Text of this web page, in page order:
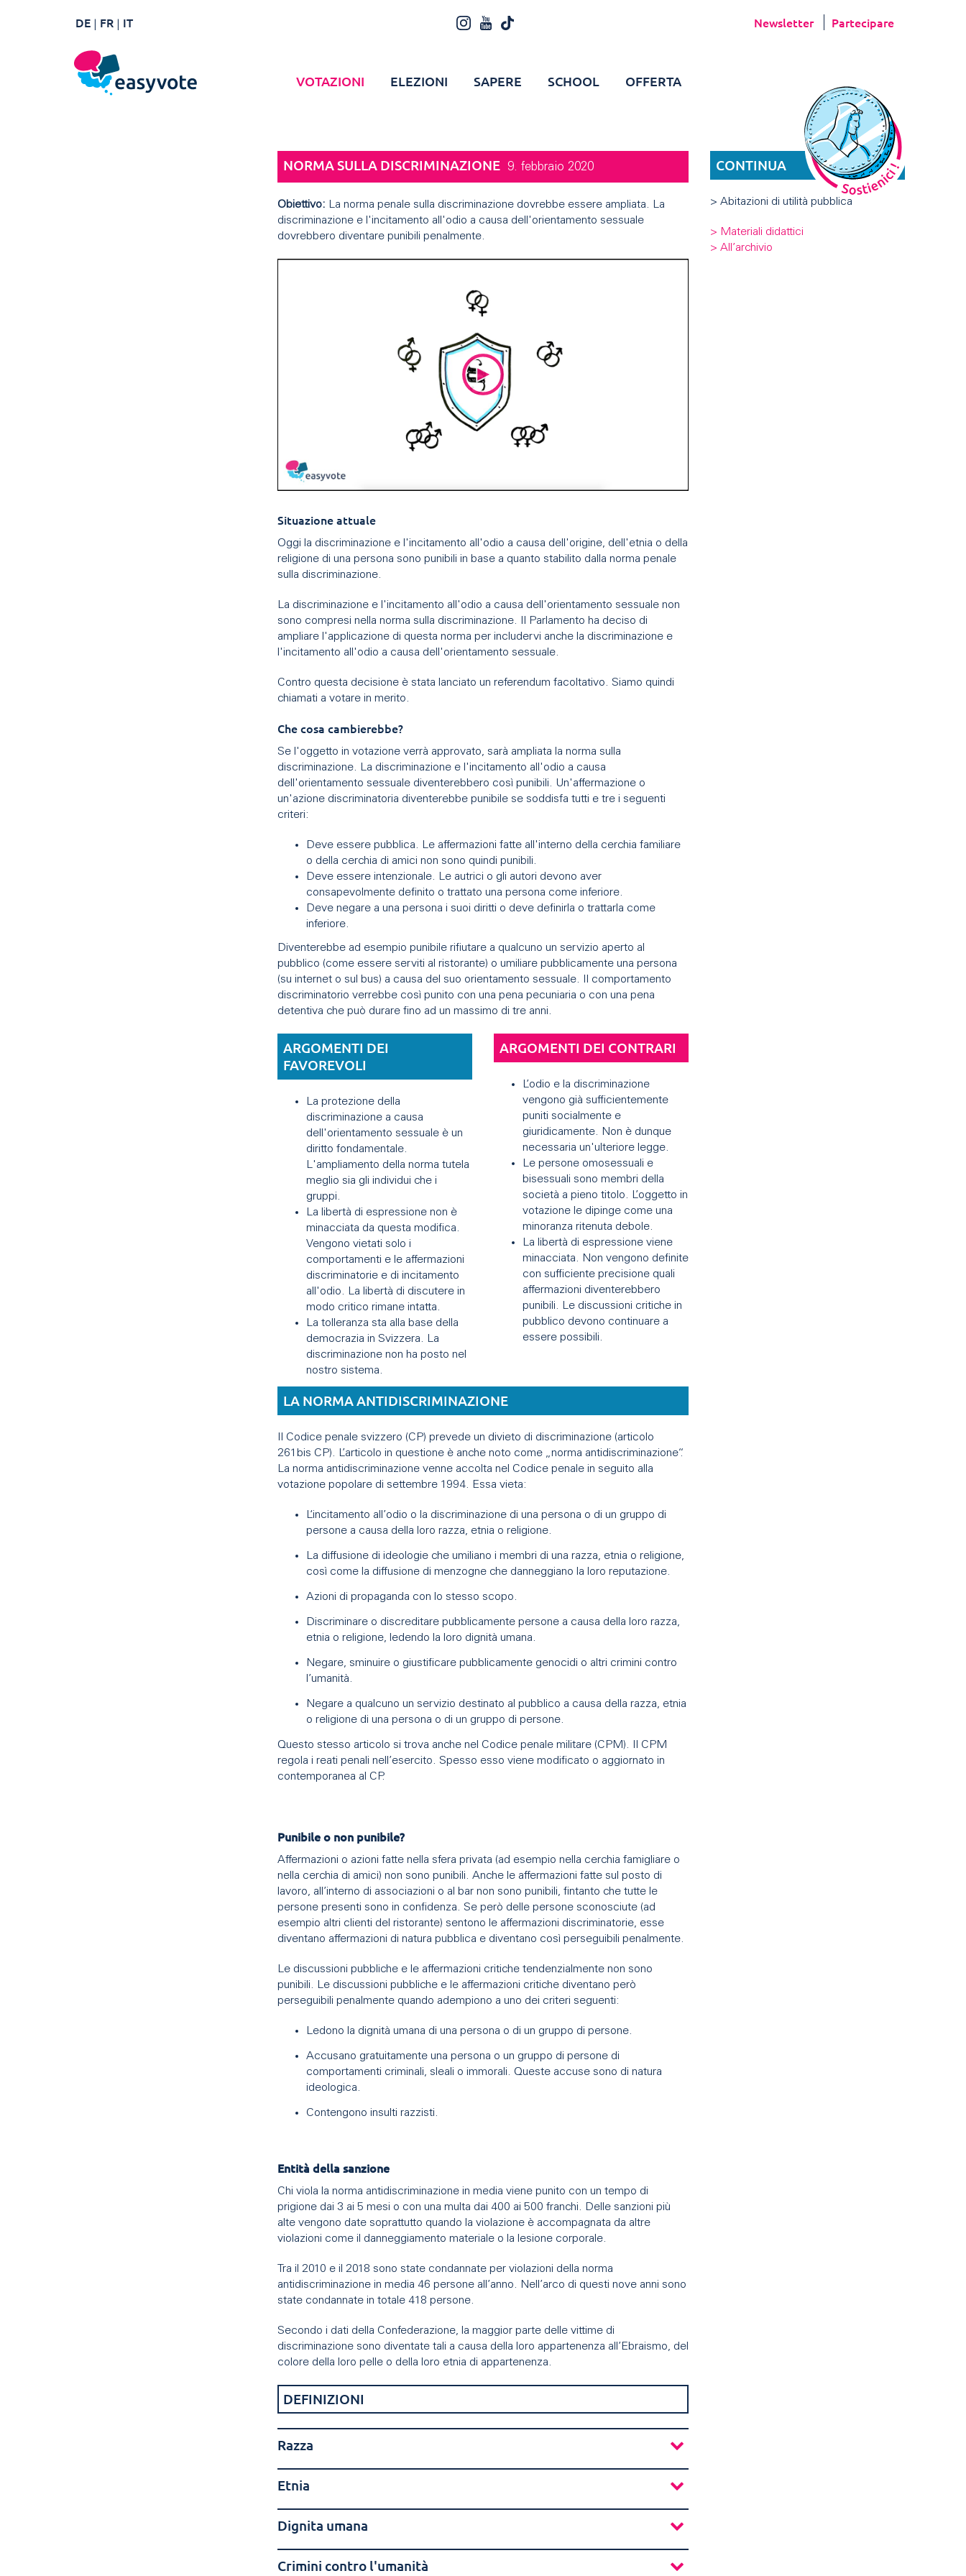
DE FR IT Newsletter Partecipare
VOTAZIONI ELEZIONI SAPERE SCHOOL OFFERTA
NORMA SULLA DISCRIMINAZIONE 9. febbraio 2020
Obiettivo: La norma penale sulla discriminazione dovrebbe essere ampliata. La
discriminazione e l'incitamento all'odio a causa dell'orientamento sessuale
dovrebbero diventare punibili penalmente.
Situazione attuale
Oggi la discriminazione e l'incitamento all'odio a causa dell'origine, dell'etnia o della
religione di una persona sono punibili in base a quanto stabilito dalla norma penale
sulla discriminazione.
La discriminazione e l'incitamento all'odio a causa dell'orientamento sessuale non
sono compresi nella norma sulla discriminazione. Il Parlamento ha deciso di
ampliare l'applicazione di questa norma per includervi anche la discriminazione e
l'incitamento all'odio a causa dell'orientamento sessuale.
Contro questa decisione è stata lanciato un referendum facoltativo. Siamo quindi
chiamati a votare in merito.
Che cosa cambierebbe?
Se l'oggetto in votazione verrà approvato, sarà ampliata la norma sulla
discriminazione. La discriminazione e l'incitamento all'odio a causa
dell'orientamento sessuale diventerebbero così punibili. Un'affermazione o
un'azione discriminatoria diventerebbe punibile se soddisfa tutti e tre i seguenti
criteri:
Deve essere pubblica. Le affermazioni fatte all'interno della cerchia familiare
o della cerchia di amici non sono quindi punibili.
Deve essere intenzionale. Le autrici o gli autori devono aver
consapevolmente definito o trattato una persona come inferiore.
Deve negare a una persona i suoi diritti o deve definirla o trattarla come
inferiore.
Diventerebbe ad esempio punibile rifiutare a qualcuno un servizio aperto al
pubblico (come essere serviti al ristorante) o umiliare pubblicamente una persona
(su internet o sul bus) a causa del suo orientamento sessuale. Il comportamento
discriminatorio verrebbe così punito con una pena pecuniaria o con una pena
detentiva che può durare fino ad un massimo di tre anni.
ARGOMENTI DEI
FAVOREVOLI
La protezione della
discriminazione a causa
dell'orientamento sessuale è un
diritto fondamentale.
L'ampliamento della norma tutela
meglio sia gli individui che i
gruppi.
La libertà di espressione non è
minacciata da questa modifica.
Vengono vietati solo i
comportamenti e le affermazioni
discriminatorie e di incitamento
all'odio. La libertà di discutere in
modo critico rimane intatta.
La tolleranza sta alla base della
democrazia in Svizzera. La
discriminazione non ha posto nel
nostro sistema.
ARGOMENTI DEI CONTRARI
L’odio e la discriminazione
vengono già sufficientemente
puniti socialmente e
giuridicamente. Non è dunque
necessaria un'ulteriore legge.
Le persone omosessuali e
bisessuali sono membri della
società a pieno titolo. L’oggetto in
votazione le dipinge come una
minoranza ritenuta debole.
La libertà di espressione viene
minacciata. Non vengono definite
con sufficiente precisione quali
affermazioni diventerebbero
punibili. Le discussioni critiche in
pubblico devono continuare a
essere possibili.
LA NORMA ANTIDISCRIMINAZIONE
Il Codice penale svizzero (CP) prevede un divieto di discriminazione (articolo
261bis CP). L’articolo in questione è anche noto come „norma antidiscriminazione“.
La norma antidiscriminazione venne accolta nel Codice penale in seguito alla
votazione popolare di settembre 1994. Essa vieta:
L‘incitamento all’odio o la discriminazione di una persona o di un gruppo di
persone a causa della loro razza, etnia o religione.
La diffusione di ideologie che umiliano i membri di una razza, etnia o religione,
così come la diffusione di menzogne che danneggiano la loro reputazione.
Azioni di propaganda con lo stesso scopo.
Discriminare o discreditare pubblicamente persone a causa della loro razza,
etnia o religione, ledendo la loro dignità umana.
Negare, sminuire o giustificare pubblicamente genocidi o altri crimini contro
l’umanità.
Negare a qualcuno un servizio destinato al pubblico a causa della razza, etnia
o religione di una persona o di un gruppo di persone.
Questo stesso articolo si trova anche nel Codice penale militare (CPM). Il CPM
regola i reati penali nell’esercito. Spesso esso viene modificato o aggiornato in
contemporanea al CP.
Punibile o non punibile?
Affermazioni o azioni fatte nella sfera privata (ad esempio nella cerchia famigliare o
nella cerchia di amici) non sono punibili. Anche le affermazioni fatte sul posto di
lavoro, all’interno di associazioni o al bar non sono punibili, fintanto che tutte le
persone presenti sono in confidenza. Se però delle persone sconosciute (ad
esempio altri clienti del ristorante) sentono le affermazioni discriminatorie, esse
diventano affermazioni di natura pubblica e diventano così perseguibili penalmente.
Le discussioni pubbliche e le affermazioni critiche tendenzialmente non sono
punibili. Le discussioni pubbliche e le affermazioni critiche diventano però
perseguibili penalmente quando adempiono a uno dei criteri seguenti:
Ledono la dignità umana di una persona o di un gruppo di persone.
Accusano gratuitamente una persona o un gruppo di persone di
comportamenti criminali, sleali o immorali. Queste accuse sono di natura
ideologica.
Contengono insulti razzisti.
Entità della sanzione
Chi viola la norma antidiscriminazione in media viene punito con un tempo di
prigione dai 3 ai 5 mesi o con una multa dai 400 ai 500 franchi. Delle sanzioni più
alte vengono date soprattutto quando la violazione è accompagnata da altre
violazioni come il danneggiamento materiale o la lesione corporale.
Tra il 2010 e il 2018 sono state condannate per violazioni della norma
antidiscriminazione in media 46 persone all’anno. Nell’arco di questi nove anni sono
state condannate in totale 418 persone.
Secondo i dati della Confederazione, la maggior parte delle vittime di
discriminazione sono diventate tali a causa della loro appartenenza all’Ebraismo, del
colore della loro pelle o della loro etnia di appartenenza.
DEFINIZIONI
Razza
Etnia
Dignita umana
Crimini contro l'umanità
CONTINUA
> Abitazioni di utilità pubblica
> Materiali didattici
> All’archivio